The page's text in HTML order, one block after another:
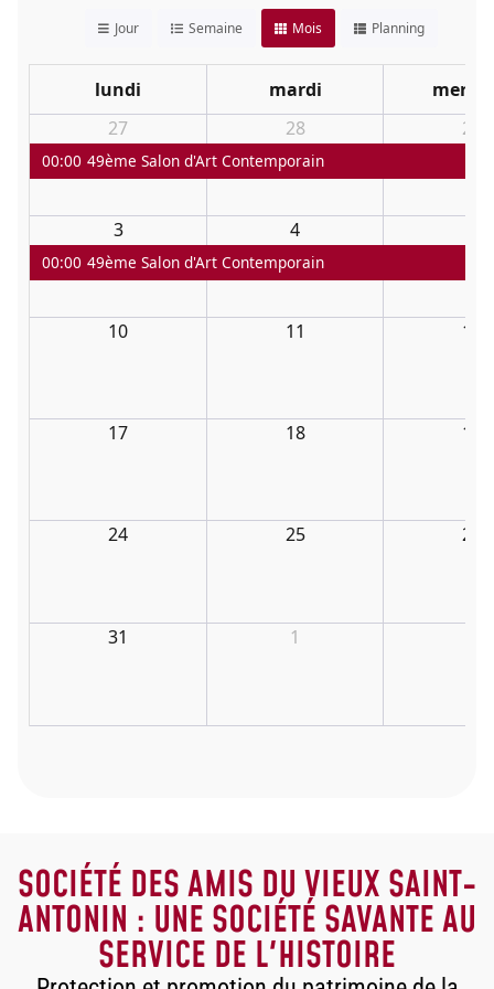
Jour Semaine Mois Planning
lundi mardi
27
00:00 49ème Salon d'Art Contemporain
28 29
3
00:00 49ème Salon d'Art Contemporain
4
10 11 12
17 18 19
24 25 26
31 1
SOCIÉTÉ DES AMIS DU VIEUX SAINT-
ANTONIN : UNE SOCIÉTÉ SAVANTE AU
SERVICE DE L'HISTOIRE